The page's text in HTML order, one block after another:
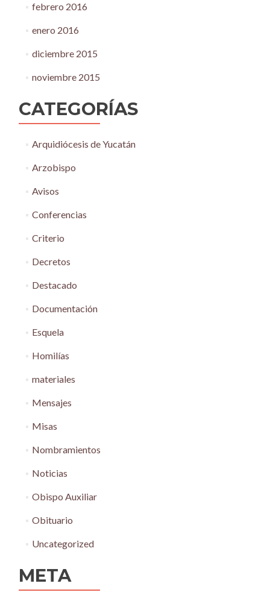
febrero 2016
enero 2016
diciembre 2015
noviembre 2015
CATEGORÍAS
Arquidiócesis de Yucatán
Arzobispo
Avisos
Conferencias
Criterio
Decretos
Destacado
Documentación
Esquela
Homilías
materiales
Mensajes
Misas
Nombramientos
Noticias
Obispo Auxiliar
Obituario
Uncategorized
META